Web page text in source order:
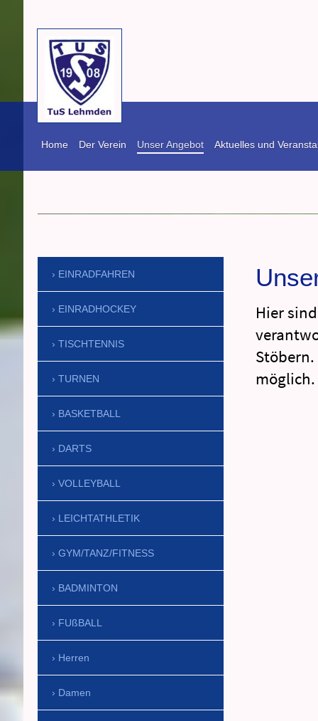
Home Der Verein Unser Angebot Aktuelles und
Hier
möglich.
EINRADFAHREN
EINRADHOCKEY
TISCHTENNIS
TURNEN
BASKETBALL
DARTS
VOLLEYBALL
LEICHTATHLETIK
GYM/TANZ/FITNESS
BADMINTON
FUßBALL
Herren
Damen